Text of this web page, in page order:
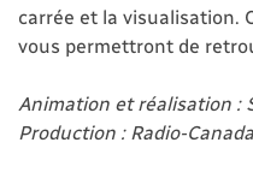
carrée et la visualisation.
vous permettront de
Animation et réalisation :
Production : Radio-Canada